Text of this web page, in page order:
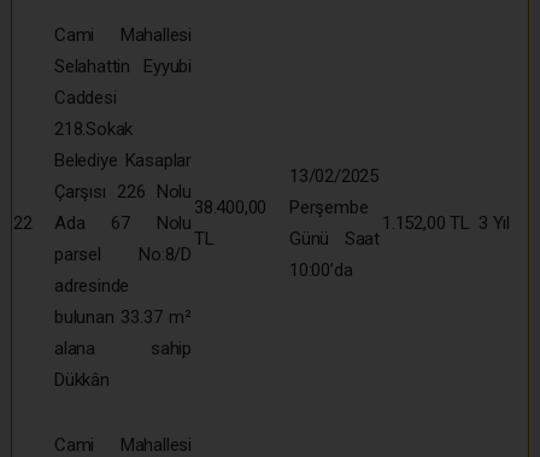
22
Cami Mahallesi
Selahattin Eyyubi
Caddesi
218.Sokak
Belediye Kasaplar
Çarşısı 226 Nolu
Ada 67 Nolu
parsel No:8/D
adresinde
bulunan 33.37 m²
alana sahip
Dükkân
38.400,00
TL
13/02/2025
Perşembe
Günü Saat
10:00’da
1.152,00 TL 3 Yıl
Cami Mahallesi